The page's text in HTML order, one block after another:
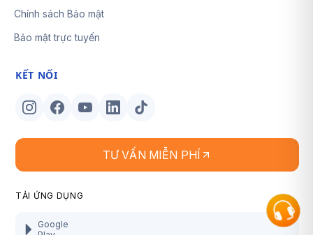
Chính sách Bảo mật
Bảo mật trực tuyến
KẾT NỐI
TƯ VẤN MIỄN PHÍ
TẢI ỨNG DỤNG
Google